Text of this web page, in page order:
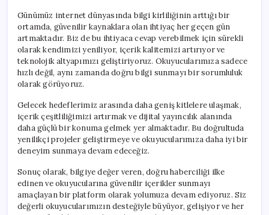
Günümüz internet dünyasında bilgi kirliliğinin arttığı bir
ortamda, güvenilir kaynaklara olan ihtiyaç her geçen gün
artmaktadır. Biz de bu ihtiyaca cevap verebilmek için sürekli
olarak kendimizi yeniliyor, içerik kalitemizi artırıyor ve
teknolojik altyapımızı geliştiriyoruz. Okuyucularımıza sadece
hızlı değil, aynı zamanda doğru bilgi sunmayı bir sorumluluk
olarak görüyoruz.
Gelecek hedeflerimiz arasında daha geniş kitlelere ulaşmak,
içerik çeşitliliğimizi artırmak ve dijital yayıncılık alanında
daha güçlü bir konuma gelmek yer almaktadır. Bu doğrultuda
yenilikçi projeler geliştirmeye ve okuyucularımıza daha iyi bir
deneyim sunmaya devam edeceğiz.
Sonuç olarak, bilgiye değer veren, doğru haberciliği ilke
edinen ve okuyucularına güvenilir içerikler sunmayı
amaçlayan bir platform olarak yolumuza devam ediyoruz. Siz
değerli okuyucularımızın desteğiyle büyüyor, gelişiyor ve her